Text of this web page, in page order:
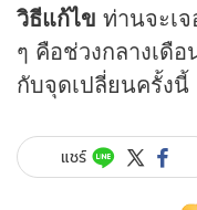
วิธีแก้ไข ท่านจะเ
ๆ คือช่วงกลางเดื
กับจุดเปลี่ยนครั้งนี้
แชร์